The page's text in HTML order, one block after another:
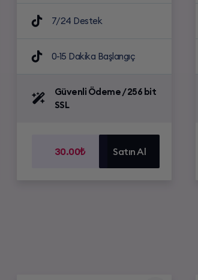
7/24 Destek
0-15 Dakika Başlangıç
Güvenli Ödeme / 256 bit
SSL
30.00₺ Satın Al